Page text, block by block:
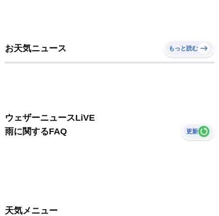
お天気ニュース もっと読む
ウェザーニュースLiVE
雨に関するFAQ
更新
天気メニュー